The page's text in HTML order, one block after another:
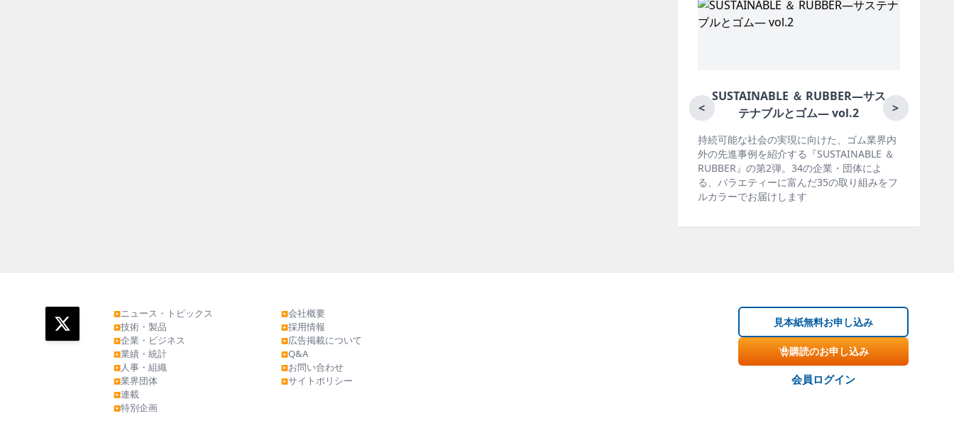
< >
SUSTAINABLE ＆ RUBBER―サス
テナブルとゴム― vol.2
持続可能な社会の実現に向けた、ゴム業界内
外の先進事例を紹介する『SUSTAINABLE ＆
RUBBER』の第2弾。34の企業・団体によ
る、バラエティーに富んだ35の取り組みをフ
月刊ラバーインダストリ
ゴム報知新聞の姉妹誌。ゴム・エ
製品・市場分野別の動向、新製品
材料動向、設備・機械の紹介、イ
ー、海外企業情報、統計などをコ
掲載しています。エッセイ（寄稿
▶ニュース・トピックス
▶技術・製品
▶企業・ビジネス
▶業績・統計
▶人事・組織
▶業界団体
▶連載
▶特別企画
▶会社概要
▶採用情報
▶広告掲載について
▶Q&A
▶お問い合わせ
▶サイトポリシー
見本紙無料お申し込み
購読のお申し込み
会員ログイン